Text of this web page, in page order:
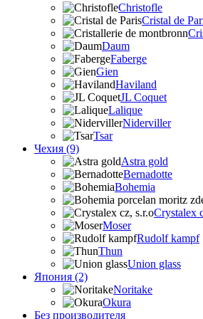
Christofle
Cristal de
Daum
Faberge
Gien
Haviland
JL Coquet
Lalique
Niderviller
Tsar
Чехия (9)
Astra gold
Bernadotte
Bohemia
Crystalex
Moser
Rudolf kampf
Thun
Union glass
Япония (2)
Noritake
Okura
Без производителя